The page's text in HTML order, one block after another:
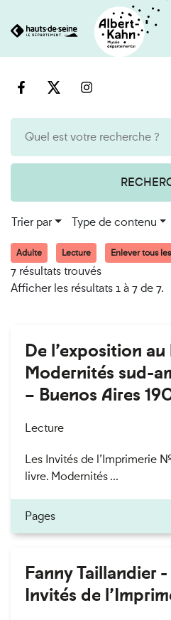
au
Trier par Type de contenu
Adulte Lecture Enlever tous
7 résultats trouvés
Afficher les résultats 1 à 7 de 7.
De l’exposition au
Modernités sud-
– Buenos Aires
Lecture
Les Invités de l’Imprimerie
livre. Modernités ...
Pages
Fanny Taillandier
Invités de
Cookies et traceurs utilisés sur ce